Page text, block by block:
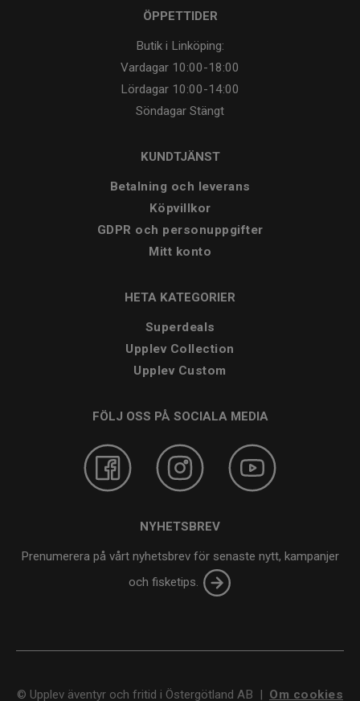
ÖPPETTIDER
Butik i Linköping:
Vardagar 10:00-18:00
Lördagar 10:00-14:00
Söndagar Stängt
KUNDTJÄNST
Betalning och leverans
Köpvillkor
GDPR och personuppgifter
Mitt konto
HETA KATEGORIER
Superdeals
Upplev Collection
Upplev Custom
FÖLJ OSS PÅ SOCIALA MEDIA
NYHETSBREV
Prenumerera på vårt nyhetsbrev för senaste nytt, kampanjer
och fisketips.
© Upplev äventyr och fritid i Östergötland AB | Om cookies